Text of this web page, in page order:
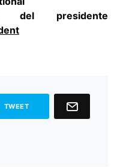
del presidente
TWEET